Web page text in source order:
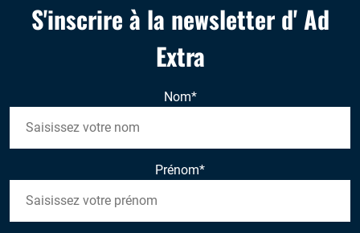
S'inscrire à la newsletter d' Ad
Extra
Nom*
Prénom*